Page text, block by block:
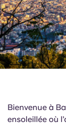
Choisissez
Bienvenue à
ensoleillée où